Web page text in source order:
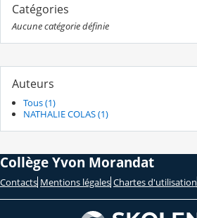
Catégories
Aucune catégorie définie
Auteurs
Tous (1)
NATHALIE COLAS (1)
Collège Yvon Morandat
Contacts Mentions légales Chartes d'utilisation